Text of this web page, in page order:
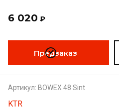
6 020 ₽
Предзаказ
Артикул: BOWEX 48 Sint
KTR